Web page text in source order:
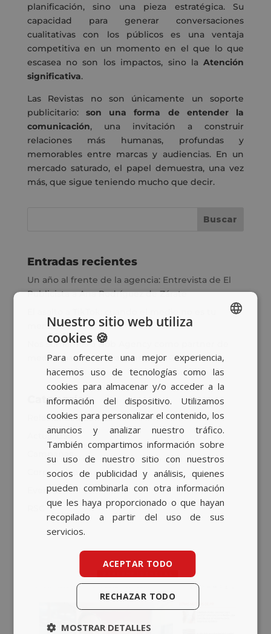
planificación, sino una pieza estratégica. Su
capacidad para generar conversaciones
cualitativas con los públicos es una ventaja
competitiva en un momento en el que lo que
escasea no son los impactos, sino laAtención
significativa.
Las Revistas no son únicamente un soporte
publicitario:son una forma de entender la
comunicación, una invitación a construir
relaciones más humanas, profundas y
memorables entre marcas y audiencias. En un
mercado saturado, el papel demuestra, una vez
más, que sigue teniendo mucho que decir.
Entradas recientes
Un año al frente de la agencia: Entrevista de El
Publicista a Ana Rodríguez de Zárate
mensaje
Nos sumamos a Bob Agency como partner de
medios para la nueva cuenta de GASIB
Categorías
Relaciones Públicas
Actualidad
Corporativo
Eventos
BASQUE
ENGLISH
Nuestro sitio web utiliza
cookies 🍪
Para ofrecerte una mejor experiencia,
hacemos uso de tecnologías como las
cookies para almacenar y/o acceder a la
información del dispositivo. Utilizamos
cookies para personalizar el contenido, los
anuncios y analizar nuestro tráfico.
También compartimos información sobre
su uso de nuestro sitio con nuestros
socios de publicidad y análisis, quienes
pueden combinarla con otra información
que les haya proporcionado o que hayan
recopilado a partir del uso de sus
servicios.
ACEPTAR TODO
RECHAZAR TODO
MOSTRAR DETALLES